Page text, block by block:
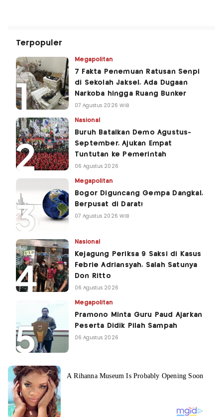
Terpopuler
Megapolitan
7 Fakta Penemuan Ratusan Senpi
di Sekolah Jaksel, Ada Dugaan
Narkoba hingga Ruang Bunker
07 Agustus 2026 WIB
Nasional
Buruh Batalkan Demo Agustus-
September, Ajukan Empat
Tuntutan ke Pemerintah
06 Agustus 2026
Megapolitan
Bogor Diguncang Gempa Dangkal,
Berpusat di Darat!
07 Agustus 2026 WIB
Nasional
Kejagung Periksa 9 Saksi di Kasus
Febrie Adriansyah, Salah Satunya
Don Ritto
06 Agustus 2026
Megapolitan
Pramono Minta Guru Paud Ajarkan
Peserta Didik Pilah Sampah
06 Agustus 2026